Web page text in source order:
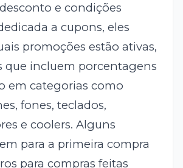
e condições
a cupons, eles
promoções estão ativas,
que incluem porcentagens
em categorias como
fones, teclados,
e coolers. Alguns
para a primeira compra
para compras feitas